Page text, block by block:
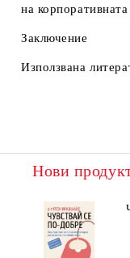
на
Заключение
Използвана
Нови